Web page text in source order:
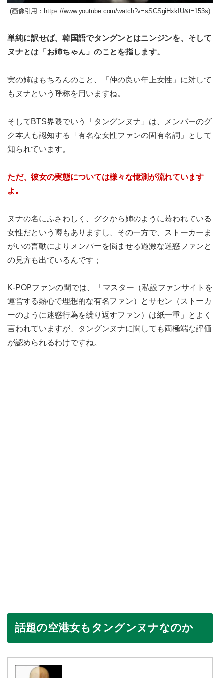
(画像引用：https://www.youtube.com/watch?v=sSCSgiHxkIU&t=153s)
単純に訳せば、韓国語でタングンとはニンジンを、そして
ヌナとは「お姉ちゃん」のことを指します。
実の姉はもちろんのこと、「仲の良い年上女性」に対して
もヌナという呼称を用いますね。
そしてBTS界隈でいう「タングンヌナ」は、メンバーのグ
ク本人も認知する「有名な女性ファンの固有名詞」として
知られています。
ただ、彼女の実態については様々な憶測が流れています
よ。
ヌナの名にふさわしく、グクから姉のように慕われている
女性だという噂もありますし、その一方で、ストーカーま
がいの言動によりメンバーを悩ませる過激な迷惑ファンと
の見方も出ているんです；
K-POPファンの間では、「マスター（私設ファンサイトを
運営する熱心で理想的な有名ファン）とサセン（ストーカ
ーのように迷惑行為を繰り返すファン）は紙一重」とよく
言われていますが、タングンヌナに関しても両極端な評価
が認められるわけですね。
話題の空港女もタングンヌナなのか